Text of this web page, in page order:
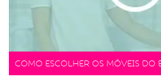
Como escolher os móveis do